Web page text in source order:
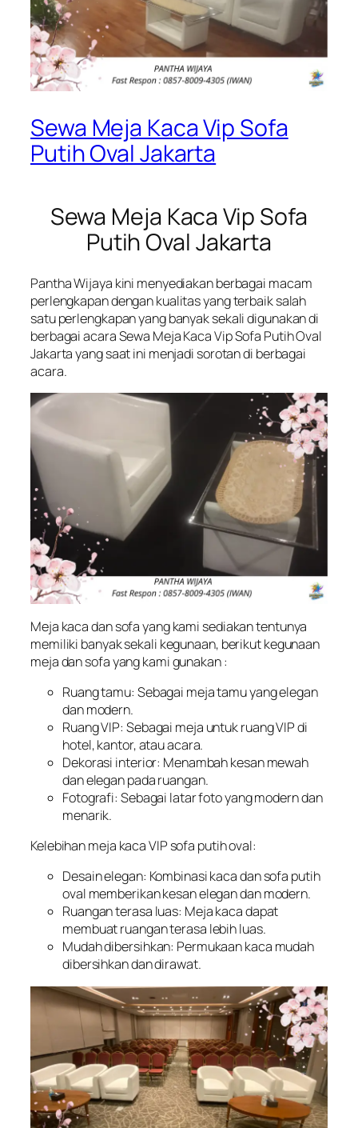
Sewa Meja Kaca Vip Sofa
Putih Oval Jakarta
Sewa Meja Kaca Vip Sofa
Putih Oval Jakarta
Pantha Wijaya kini menyediakan berbagai macam
perlengkapan dengan kualitas yang terbaik salah
satu perlengkapan yang banyak sekali digunakan di
berbagai acara Sewa Meja Kaca Vip Sofa Putih Oval
Jakarta yang saat ini menjadi sorotan di berbagai
acara.
Meja kaca dan sofa yang kami sediakan tentunya
memiliki banyak sekali kegunaan, berikut kegunaan
meja dan sofa yang kami gunakan :
Ruang tamu: Sebagai meja tamu yang elegan
dan modern.
Ruang VIP: Sebagai meja untuk ruang VIP di
hotel, kantor, atau acara.
Dekorasi interior: Menambah kesan mewah
dan elegan pada ruangan.
Fotografi: Sebagai latar foto yang modern dan
menarik.
Kelebihan meja kaca VIP sofa putih oval:
Desain elegan: Kombinasi kaca dan sofa putih
oval memberikan kesan elegan dan modern.
Ruangan terasa luas: Meja kaca dapat
membuat ruangan terasa lebih luas.
Mudah dibersihkan: Permukaan kaca mudah
dibersihkan dan dirawat.